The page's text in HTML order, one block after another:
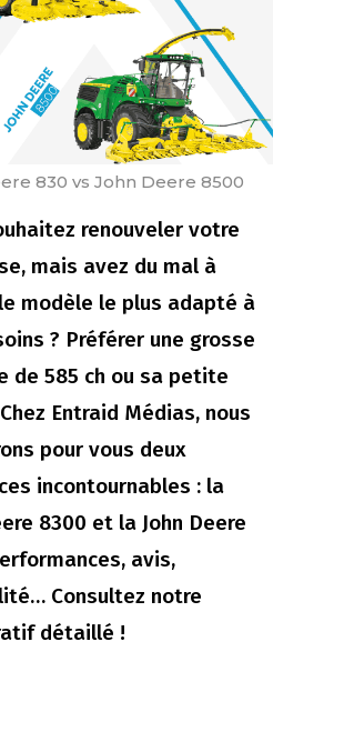
830 vs John Deere 8500
renouveler votre
mais avez du mal à
modèle le plus adapté à
? Préférer une grosse
de 585 ch ou sa petite
Entraid Médias, nous
pour vous deux
incontournables : la
8300 et la John Deere
avis,
Consultez notre
détaillé !